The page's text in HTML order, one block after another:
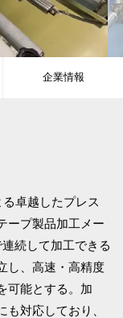
企業情報
卓越したプレス
ープ製品加工メー
続して加工できる
し、高速・高精度
可能とする。加
対応しており、